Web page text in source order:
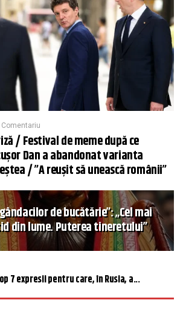
Comentariu
/ Festival de meme după ce
Dan a abandonat varianta
/ ”A reușit să unească românii”
de bucătărie”: „Cel mai
din lume. Puterea tineretului”
7 expresii pentru care, în Rusia, a...